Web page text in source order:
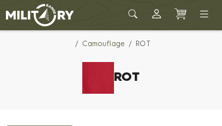
Army shop MILITARY RANGE
Camouflage ROT
ROT